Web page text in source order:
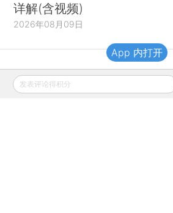
详解(含视频)
2026年08月09日
财新移动
发表评论得积分
App 内打开